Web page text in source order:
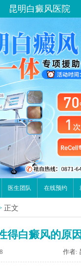
昆明白癜风医院
医生团队 在线预约
正文
得白癜风的原
作者: